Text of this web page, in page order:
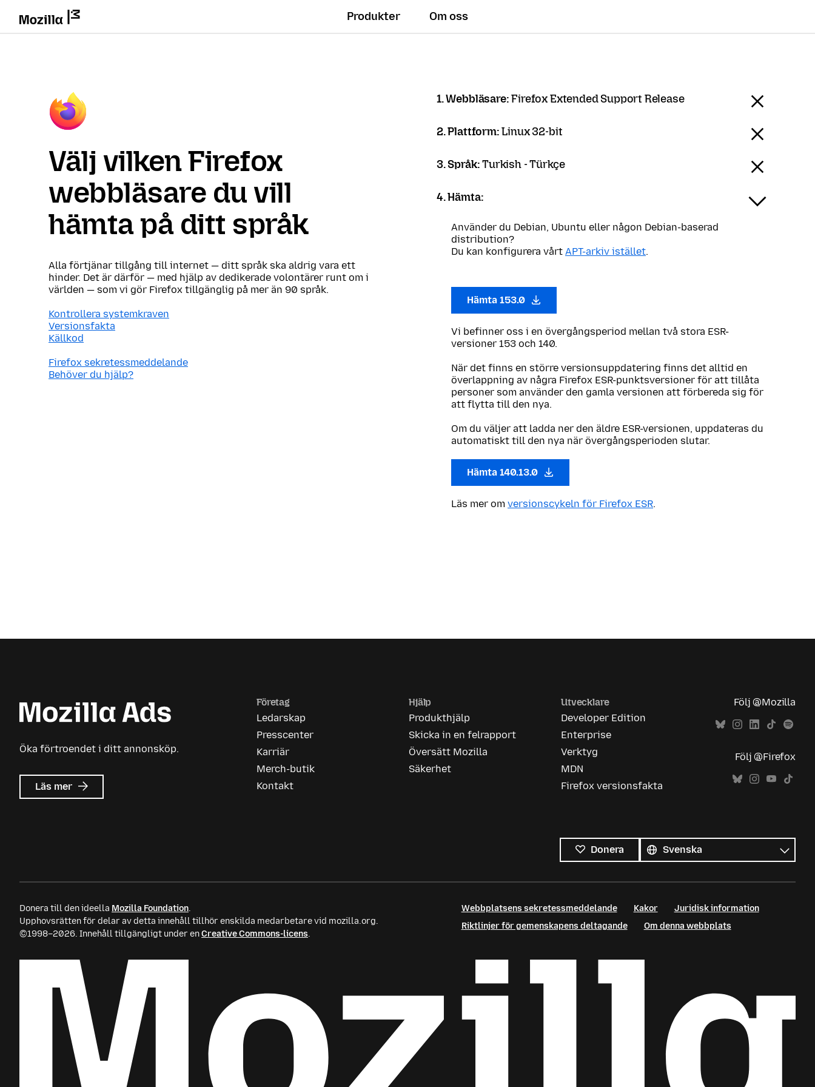
Produkter Om oss
Välj vilken Firefox
webbläsare du vill
hämta på ditt språk
Alla förtjänar tillgång till internet — ditt språk ska aldrig vara ett
hinder. Det är därför — med hjälp av dedikerade volontärer runt om i
världen — som vi gör Firefox tillgänglig på mer än 90 språk.
Kontrollera systemkraven
Versionsfakta
Källkod
Firefox sekretessmeddelande
Behöver du hjälp?
1. Webbläsare:Firefox Extended Support Release
2. Plattform:Linux 32-bit
3. Språk:Turkish - Türkçe
4. Hämta:
Använder du Debian, Ubuntu eller någon Debian-baserad
distribution?
Du kan konfigurera vårt APT-arkiv istället.
Hämta 153.0
Vi befinner oss i en övergångsperiod mellan två stora ESR-
versioner 153 och 140.
När det finns en större versionsuppdatering finns det alltid en
överlappning av några Firefox ESR-punktsversioner för att tillåta
personer som använder den gamla versionen att förbereda sig för
att flytta till den nya.
Om du väljer att ladda ner den äldre ESR-versionen, uppdateras du
automatiskt till den nya när övergångsperioden slutar.
Hämta 140.13.0
Läs mer om versionscykeln för Firefox ESR.
Öka förtroendet i ditt annonsköp.
Läs mer om
Mozilla
Företag
Ledarskap
Presscenter
Karriär
Merch-butik
Kontakt
Hjälp
Produkthjälp
Skicka in en felrapport
Översätt Mozilla
Säkerhet
Utvecklare
Developer Edition
Enterprise
Verktyg
MDN
Firefox versionsfakta
Följ @Mozilla
Följ @Firefox
Donera
språk
Språk
Donera till den ideella Mozilla Foundation.
Upphovsrätten för delar av detta innehåll tillhör enskilda medarbetare vid mozilla.org.
©1998–2026. Innehåll tillgängligt under enCreative Commons-licens.
Webbplatsens sekretessmeddelande Kakor
Juridisk information
Riktlinjer för gemenskapens deltagande
Om denna webbplats